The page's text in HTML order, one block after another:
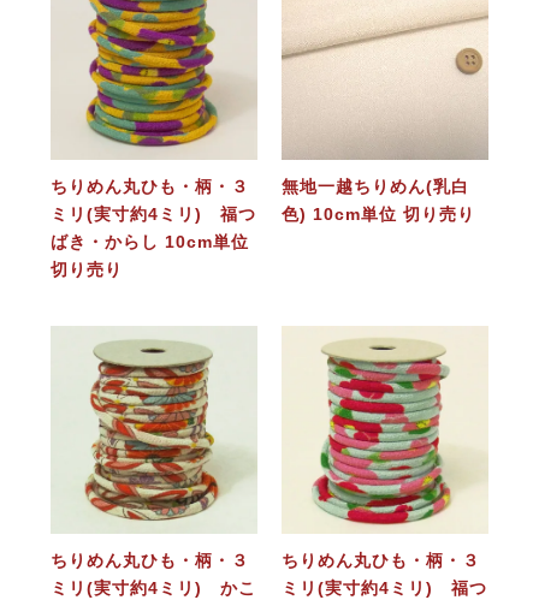
ちりめん丸ひも・柄・３
ミリ(実寸約4ミリ) 福つ
ばき・からし 10cm単位
切り売り
無地一越ちりめん(乳白
色) 10cm単位 切り売り
ちりめん丸ひも・柄・３
ミリ(実寸約4ミリ) かこ
ちりめん丸ひも・柄・３
ミリ(実寸約4ミリ) 福つ